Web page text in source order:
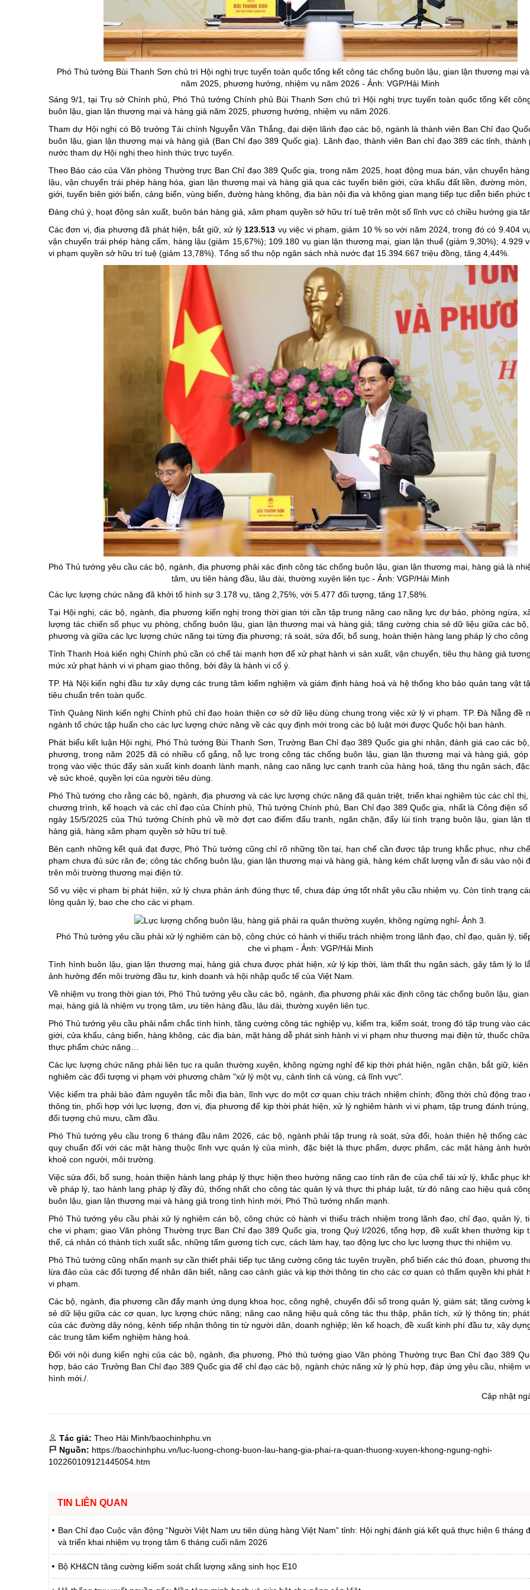
Chuyên đề tổng hợp Giảm nghèo bền vững
Đưa nghị quyết của Đảng
Bầu cử đại biểu Quốc hội
Đại hội Đảng các cấp
Gia đình hạnh phúc bền
Thông tin biên giới
Người Việt Nam ưu tiên
Điểm báo
Phóng sự ảnh
Chuyên mục khác
Phó Thủ tướng Bùi Thanh Sơn chủ trì Hội nghị trực tuyến toàn quốc tổng kết công tác chống buôn lậu, gian lận thương mại
năm 2025, phương hướng, nhiệm vụ năm 2026 - Ảnh: VGP/Hải Minh
Sáng 9/1, tại Trụ sở Chính phủ, Phó Thủ tướng Chính phủ Bùi Thanh Sơn chủ trì Hội nghị trực tuyến toàn quốc tổng kết
buôn lậu, gian lận thương mại và hàng giả năm 2025, phương hướng, nhiệm vụ năm 2026.
Tham dự Hội nghị có Bộ trưởng Tài chính Nguyễn Văn Thắng, đại diện lãnh đạo các bộ, ngành là thành viên Ban Chỉ đạo
buôn lậu, gian lận thương mại và hàng giả (Ban Chỉ đạo 389 Quốc gia). Lãnh đạo, thành viên Ban chỉ đạo 389 các tỉnh, thành
nước tham dự Hội nghị theo hình thức trực tuyến.
Theo Báo cáo của Văn phòng Thường trực Ban Chỉ đạo 389 Quốc gia, trong năm 2025, hoạt động mua bán, vận chuyển
lậu, vận chuyển trái phép hàng hóa, gian lận thương mại và hàng giả qua các tuyến biên giới, cửa khẩu đất liền, đường mòn,
giới, tuyến biên giới biển, cảng biển, vùng biển, đường hàng không, địa bàn nội địa và không gian mạng tiếp tục diễn biến phức
Đáng chú ý, hoạt động sản xuất, buôn bán hàng giả, xâm phạm quyền sở hữu trí tuệ trên một số lĩnh vực có chiều hướng gia
Các đơn vị, địa phương đã phát hiện, bắt giữ, xử lý 123.513 vụ việc vi phạm, giảm 10 % so với năm 2024, trong đó có 9.404
vận chuyển trái phép hàng cấm, hàng lậu (giảm 15,67%); 109.180 vụ gian lận thương mại, gian lận thuế (giảm 9,30%); 4.929
vi phạm quyền sở hữu trí tuệ (giảm 13,78%). Tổng số thu nộp ngân sách nhà nước đạt 15.394.667 triệu đồng, tăng 4,44%.
Phó Thủ tướng yêu cầu các bộ, ngành, địa phương phải xác định công tác chống buôn lậu, gian lận thương mại, hàng giả là
tâm, ưu tiên hàng đầu, lâu dài, thường xuyên liên tục - Ảnh: VGP/Hải Minh
Các lực lượng chức năng đã khởi tố hình sự 3.178 vụ, tăng 2,75%, với 5.477 đối tượng, tăng 17,58%.
Tại Hội nghị, các bộ, ngành, địa phương kiến nghị trong thời gian tới cần tập trung nâng cao năng lực dự báo, phòng ngừa,
lượng tác chiến số phục vụ phòng, chống buôn lậu, gian lận thương mại và hàng giả; tăng cường chia sẻ dữ liệu giữa các
phương và giữa các lực lượng chức năng tại từng địa phương; rà soát, sửa đổi, bổ sung, hoàn thiện hàng lang pháp lý cho công
Tỉnh Thanh Hoá kiến nghị Chính phủ cần có chế tài mạnh hơn để xử phạt hành vi sản xuất, vận chuyển, tiêu thụ hàng giả
mức xử phạt hành vi vi phạm giao thông, bởi đây là hành vi cố ý.
TP. Hà Nội kiến nghị đầu tư xây dựng các trung tâm kiểm nghiệm và giám định hàng hoá và hệ thống kho bảo quản tang vật
tiêu chuẩn trên toàn quốc.
Tỉnh Quảng Ninh kiến nghị Chính phủ chỉ đạo hoàn thiện cơ sở dữ liệu dùng chung trong việc xử lý vi phạm. TP. Đà Nẵng đề
ngành tổ chức tập huấn cho các lực lượng chức năng về các quy định mới trong các bộ luật mới được Quốc hội ban hành.
Phát biểu kết luận Hội nghị, Phó Thủ tướng Bùi Thanh Sơn, Trưởng Ban Chỉ đạo 389 Quốc gia ghi nhận, đánh giá cao các
phương, trong năm 2025 đã có nhiều cố gắng, nỗ lực trong công tác chống buôn lậu, gian lận thương mại và hàng giả, góp
trọng vào việc thúc đẩy sản xuất kinh doanh lành mạnh, nâng cao năng lực cạnh tranh của hàng hoá, tăng thu ngân sách,
vệ sức khoẻ, quyền lợi của người tiêu dùng.
Phó Thủ tướng cho rằng các bộ, ngành, địa phương và các lực lượng chức năng đã quán triệt, triển khai nghiêm túc các chỉ thị,
chương trình, kế hoạch và các chỉ đạo của Chính phủ, Thủ tướng Chính phủ, Ban Chỉ đạo 389 Quốc gia, nhất là Công điện
ngày 15/5/2025 của Thủ tướng Chính phủ về mở đợt cao điểm đấu tranh, ngăn chặn, đẩy lùi tình trạng buôn lậu, gian lận
hàng giả, hàng xâm phạm quyền sở hữu trí tuệ.
Bên cạnh những kết quả đạt được, Phó Thủ tướng cũng chỉ rõ những tồn tại, hạn chế cần được tập trung khắc phục, như
phạm chưa đủ sức răn đe; công tác chống buôn lậu, gian lận thương mại và hàng giả, hàng kém chất lượng vẫn đi sâu vào nội
trên môi trường thương mại điện tử.
Số vụ việc vi phạm bị phát hiện, xử lý chưa phản ánh đúng thực tế, chưa đáp ứng tốt nhất yêu cầu nhiệm vụ. Còn tình trạng
lỏng quản lý, bao che cho các vi phạm.
Phó Thủ tướng yêu cầu phải xử lý nghiêm cán bộ, công chức có hành vi thiếu trách nhiệm trong lãnh đạo, chỉ đạo, quản lý,
che vi phạm - Ảnh: VGP/Hải Minh
Tình hình buôn lậu, gian lận thương mại, hàng giả chưa được phát hiện, xử lý kịp thời, làm thất thu ngân sách, gây tâm lý lo
ảnh hưởng đến môi trường đầu tư, kinh doanh và hội nhập quốc tế của Việt Nam.
Về nhiệm vụ trong thời gian tới, Phó Thủ tướng yêu cầu các bộ, ngành, địa phương phải xác định công tác chống buôn lậu,
mại, hàng giả là nhiệm vụ trọng tâm, ưu tiên hàng đầu, lâu dài, thường xuyên liên tục.
Phó Thủ tướng yêu cầu phải nắm chắc tình hình, tăng cường công tác nghiệp vụ, kiểm tra, kiểm soát, trong đó tập trung vào
giới, cửa khẩu, cảng biển, hàng không, các địa bàn, mặt hàng dễ phát sinh hành vi vi phạm như thương mại điện tử, thuốc chữa
thực phẩm chức năng…
Các lực lượng chức năng phải liên tục ra quân thường xuyên, không ngừng nghỉ để kịp thời phát hiện, ngăn chặn, bắt giữ,
nghiêm các đối tượng vi phạm với phương châm "xử lý một vụ, cảnh tỉnh cả vùng, cả lĩnh vực".
Việc kiểm tra phải bảo đảm nguyên tắc mỗi địa bàn, lĩnh vực do một cơ quan chịu trách nhiệm chính; đồng thời chủ động trao
thông tin, phối hợp với lực lượng, đơn vị, địa phương để kịp thời phát hiện, xử lý nghiêm hành vi vi phạm, tập trung đánh
đối tượng chủ mưu, cầm đầu.
Phó Thủ tướng yêu cầu trong 6 tháng đầu năm 2026, các bộ, ngành phải tập trung rà soát, sửa đổi, hoàn thiện hệ thống các
quy chuẩn đối với các mặt hàng thuộc lĩnh vực quản lý của mình, đặc biệt là thực phẩm, dược phẩm, các mặt hàng ảnh
khoẻ con người, môi trường.
Việc sửa đổi, bổ sung, hoàn thiện hành lang pháp lý thực hiện theo hướng nâng cao tính răn đe của chế tài xử lý, khắc phục
về pháp lý, tạo hành lang pháp lý đầy đủ, thống nhất cho công tác quản lý và thực thi pháp luật, từ đó nâng cao hiệu quả
buôn lậu, gian lận thương mại và hàng giả trong tình hình mới, Phó Thủ tướng nhấn mạnh.
Phó Thủ tướng yêu cầu phải xử lý nghiêm cán bộ, công chức có hành vi thiếu trách nhiệm trong lãnh đạo, chỉ đạo, quản lý,
che vi phạm; giao Văn phòng Thường trực Ban Chỉ đạo 389 Quốc gia, trong Quý I/2026, tổng hợp, đề xuất khen thưởng kịp
thể, cá nhân có thành tích xuất sắc, những tấm gương tích cực, cách làm hay, tạo động lực cho lực lượng thực thi nhiệm vụ.
Phó Thủ tướng cũng nhấn mạnh sự cần thiết phải tiếp tục tăng cường công tác tuyên truyền, phổ biến các thủ đoạn, phương
lừa đảo của các đối tượng để nhân dân biết, nâng cao cảnh giác và kịp thời thông tin cho các cơ quan có thẩm quyền khi phát
vi phạm.
Các bộ, ngành, địa phương cần đẩy mạnh ứng dụng khoa học, công nghệ, chuyển đổi số trong quản lý, giám sát; tăng cường
sẻ dữ liệu giữa các cơ quan, lực lượng chức năng; nâng cao năng hiệu quả công tác thu thập, phân tích, xử lý thông tin;
của các đường dây nóng, kênh tiếp nhận thông tin từ người dân, doanh nghiệp; lên kế hoạch, đề xuất kinh phí đầu tư, xây
các trung tâm kiểm nghiệm hàng hoá.
Đối với nội dung kiến nghị của các bộ, ngành, địa phương, Phó thủ tướng giao Văn phòng Thường trực Ban Chỉ đạo 389
hợp, báo cáo Trưởng Ban Chỉ đạo 389 Quốc gia để chỉ đạo các bộ, ngành chức năng xử lý phù hợp, đáp ứng yêu cầu, nhiệm
hình mới./.
Cập nhật
Tác giả: Theo Hải Minh/baochinhphu.vn
Nguồn: https://baochinhphu.vn/luc-luong-chong-buon-lau-hang-gia-phai-ra-quan-thuong-xuyen-khong-ngung-nghi-
102260109121445054.htm
TIN LIÊN QUAN
Ban Chỉ đạo Cuộc vận động “Người Việt Nam ưu tiên dùng hàng Việt Nam” tỉnh: Hội nghị đánh giá kết quả thực hiện 6 tháng
và triển khai nhiệm vụ trọng tâm 6 tháng cuối năm 2026
Bộ KH&CN tăng cường kiểm soát chất lượng xăng sinh học E10